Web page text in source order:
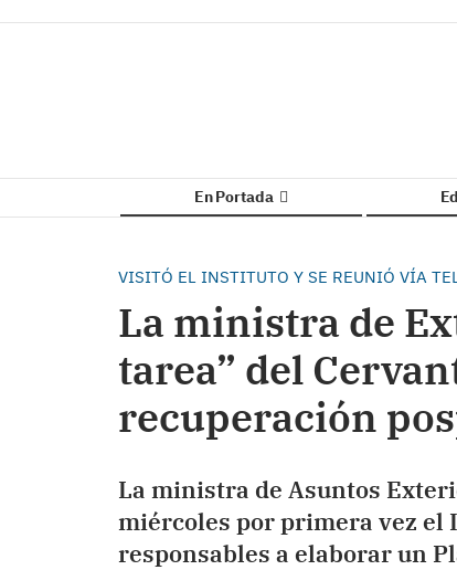
En Portada
VISITÓ EL INSTITUTO Y SE REUNIÓ VÍA
La ministra de
tarea” del
recuperación
La ministra de Asuntos
miércoles por primera vez el
responsables a elaborar un